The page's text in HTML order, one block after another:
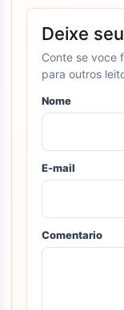
Deixe
Conte se voce
para outros
Nome
E-mail
Comentario